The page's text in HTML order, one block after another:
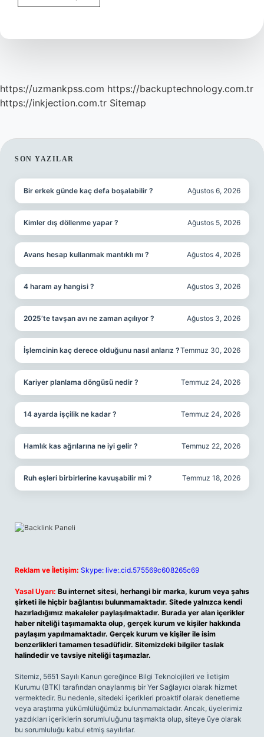
Binmek
https://uzmankpss.com https://backuptechnology.com.tr
https://inkjection.com.tr Sitemap
SIDEBAR
SON YAZILAR
Bir erkek günde kaç defa boşalabilir ? Ağustos 6, 2026
Kimler dış döllenme yapar ? Ağustos 5, 2026
Avans hesap kullanmak mantıklı mı ? Ağustos 4, 2026
4 haram ay hangisi ? Ağustos 3, 2026
2025’te tavşan avı ne zaman açılıyor ? Ağustos 3, 2026
İşlemcinin kaç derece olduğunu nasıl anlarız ?Temmuz 30, 2026
Kariyer planlama döngüsü nedir ? Temmuz 24, 2026
14 ayarda işçilik ne kadar ? Temmuz 24, 2026
Hamlık kas ağrılarına ne iyi gelir ? Temmuz 22, 2026
Ruh eşleri birbirlerine kavuşabilir mi ? Temmuz 18, 2026
Reklam ve İletişim: Skype: live:.cid.575569c608265c69
Yasal Uyarı: Bu internet sitesi, herhangi bir marka, kurum veya şahıs
şirketi ile hiçbir bağlantısı bulunmamaktadır. Sitede yalnızca kendi
hazırladığımız makaleler paylaşılmaktadır. Burada yer alan içerikler
haber niteliği taşımamakta olup, gerçek kurum ve kişiler hakkında
paylaşım yapılmamaktadır. Gerçek kurum ve kişiler ile isim
benzerlikleri tamamen tesadüfidir. Sitemizdeki bilgiler taslak
halindedir ve tavsiye niteliği taşımazlar.
Sitemiz, 5651 Sayılı Kanun gereğince Bilgi Teknolojileri ve İletişim
Kurumu (BTK) tarafından onaylanmış bir Yer Sağlayıcı olarak hizmet
vermektedir. Bu nedenle, sitedeki içerikleri proaktif olarak denetleme
veya araştırma yükümlülüğümüz bulunmamaktadır. Ancak, üyelerimiz
yazdıkları içeriklerin sorumluluğunu taşımakta olup, siteye üye olarak
bu sorumluluğu kabul etmiş sayılırlar.